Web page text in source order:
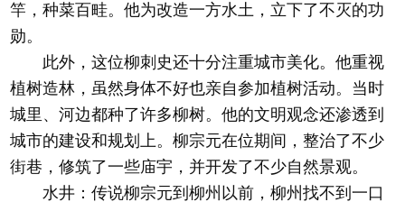
竿，种菜百畦。他为改造一方水土，立下了不灭的功
勋。
此外，这位柳刺史还十分注重城市美化。他重视
植树造林，虽然身体不好也亲自参加植树活动。当时
城里、河边都种了许多柳树。他的文明观念还渗透到
城市的建设和规划上。柳宗元在位期间，整治了不少
街巷，修筑了一些庙宇，并开发了不少自然景观。
水井：传说柳宗元到柳州以前，柳州找不到一口